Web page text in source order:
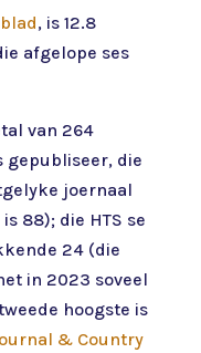
, is 12.8
afgelope ses
van 264
die
joernaal
88); die HTS se
24 (die
in 2023 soveel
hoogste is
& Country